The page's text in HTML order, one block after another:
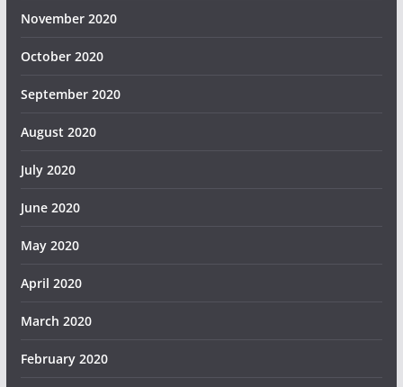
November 2020
October 2020
September 2020
August 2020
July 2020
June 2020
May 2020
April 2020
March 2020
February 2020